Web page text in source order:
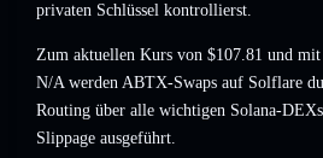
privaten Schlüssel kontrollierst.
Zum aktuellen Kurs von $107.81 und
N/A werden ABTX-Swaps auf Solflare
Routing über alle wichtigen Solana-
Slippage ausgeführt.